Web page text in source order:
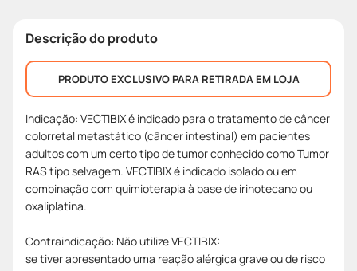
Descrição do produto
PRODUTO EXCLUSIVO PARA RETIRADA EM LOJA
Indicação: VECTIBIX é indicado para o tratamento de câncer
colorretal metastático (câncer intestinal) em pacientes
adultos com um certo tipo de tumor conhecido como Tumor
RAS tipo selvagem. VECTIBIX é indicado isolado ou em
combinação com quimioterapia à base de irinotecano ou
oxaliplatina.
Contraindicação: Não utilize VECTIBIX:
se tiver apresentado uma reação alérgica grave ou de risco